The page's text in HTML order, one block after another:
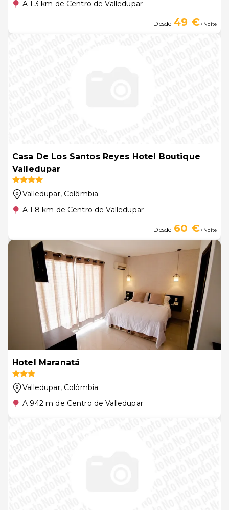
A 1.3 km de Centro de Valledupar
Desde 49 €/ Noite
Casa De Los Santos Reyes Hotel Boutique
Valledupar
Valledupar, Colômbia
A 1.8 km de Centro de Valledupar
Desde 60 €/ Noite
Hotel Maranatá
Valledupar, Colômbia
A 942 m de Centro de Valledupar